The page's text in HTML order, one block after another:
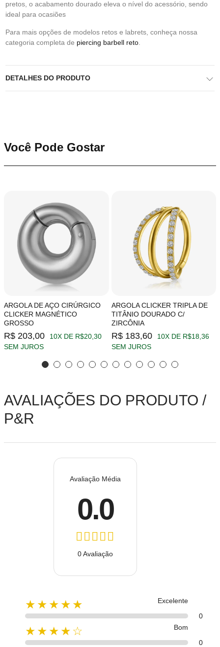
pretos, o acabamento dourado eleva o nível do acessório, sendo
ideal para ocasiões
Para mais opções de modelos retos e labrets, conheça nossa
categoria completa de piercing barbell reto
DETALHES DO PRODUTO
Você Pode Gostar
ARGOLA DE AÇO CIRÚRGICO
CLICKER MAGNÉTICO
GROSSO
R$ 203,00
10X DE R$20,30
SEM JUROS
ARGOLA CLICKER TRIPLA DE
TITÂNIO DOURADO C/
ZIRCÔNIA
R$ 183,60
10X DE R$18,36
SEM JUROS
AVALIAÇÕES DO PRODUTO /
P&R
Avaliação Média
0.0
0 Avaliação
★★★★★
Excelente
0
★★★★☆
Bom
0